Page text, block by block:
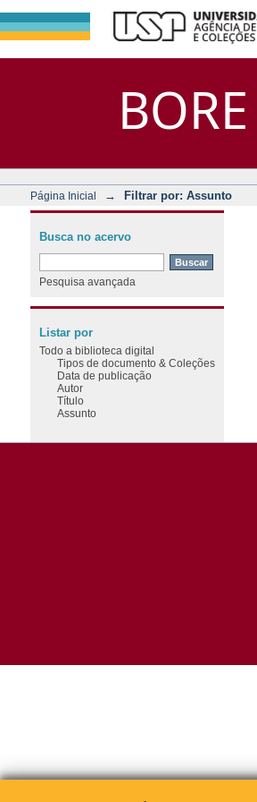
BORE
Página Inicial → Filtrar por: Assunto
Busca no acervo
Pesquisa avançada
Listar por
Todo a biblioteca digital
Tipos de documento & Coleções
Data de publicação
Autor
Título
Assunto